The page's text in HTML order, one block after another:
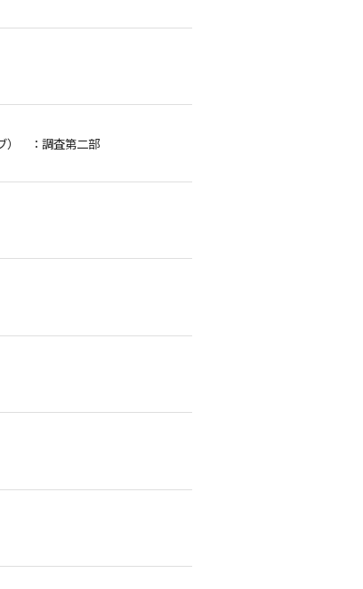
：調査第二部